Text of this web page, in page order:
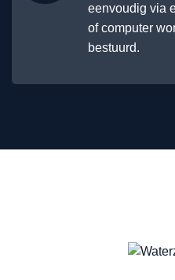
eenvoudig via
of computer
bestuurd.